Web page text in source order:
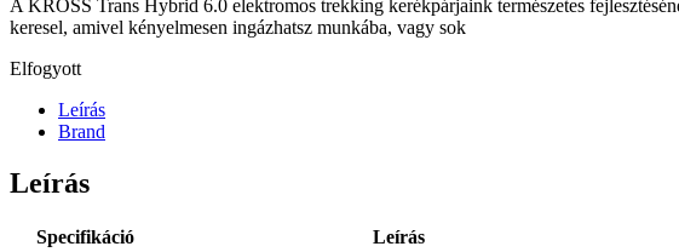
A KROSS Trans Hybrid 6.0 elektromos trekking kerékpárjaink természetes
keresel, amivel kényelmesen ingázhatsz munkába, vagy sok
Elfogyott
Leírás
Brand
Leírás
Specifikáció
Leírás